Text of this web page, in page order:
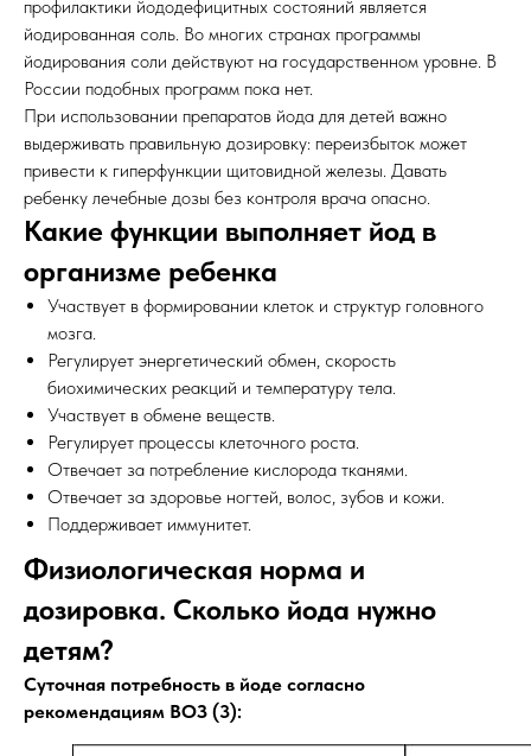
профилактики йододефицитных состояний является
йодированная соль. Во многих странах программы
йодирования соли действуют на государственном уровне. В
России подобных программ пока нет.
При использовании препаратов йода для детей важно
выдерживать правильную дозировку: переизбыток может
привести к гиперфункции щитовидной железы. Давать
ребенку лечебные дозы без контроля врача опасно.
Какие функции выполняет йод в
организме ребенка
Участвует в формировании клеток и структур головного
мозга.
Регулирует энергетический обмен, скорость
биохимических реакций и температуру тела.
Участвует в обмене веществ.
Регулирует процессы клеточного роста.
Отвечает за потребление кислорода тканями.
Отвечает за здоровье ногтей, волос, зубов и кожи.
Поддерживает иммунитет.
Физиологическая норма и
дозировка. Сколько йода нужно
детям?
Суточная потребность в йоде согласно
рекомендациям ВОЗ (3):